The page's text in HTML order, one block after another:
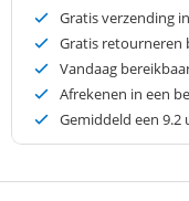
Gratis verzending
Gratis retourneren
Vandaag
Afrekenen in een
Gemiddeld een 9.2